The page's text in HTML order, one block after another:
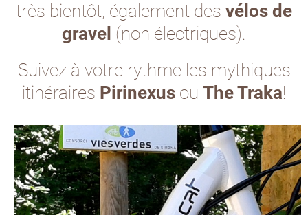
très bientôt, également des vélos de
gravel (non électriques).
Suivez à votre rythme les mythiques
itinéraires Pirinexus ou The Traka!